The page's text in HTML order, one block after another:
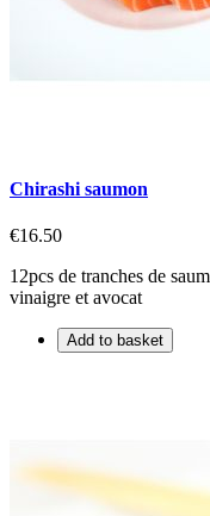
Chirashi saumon
€16.50
12pcs de tranches de
vinaigre et avocat
Add to basket